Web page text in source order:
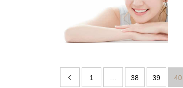
 1 38 39 40